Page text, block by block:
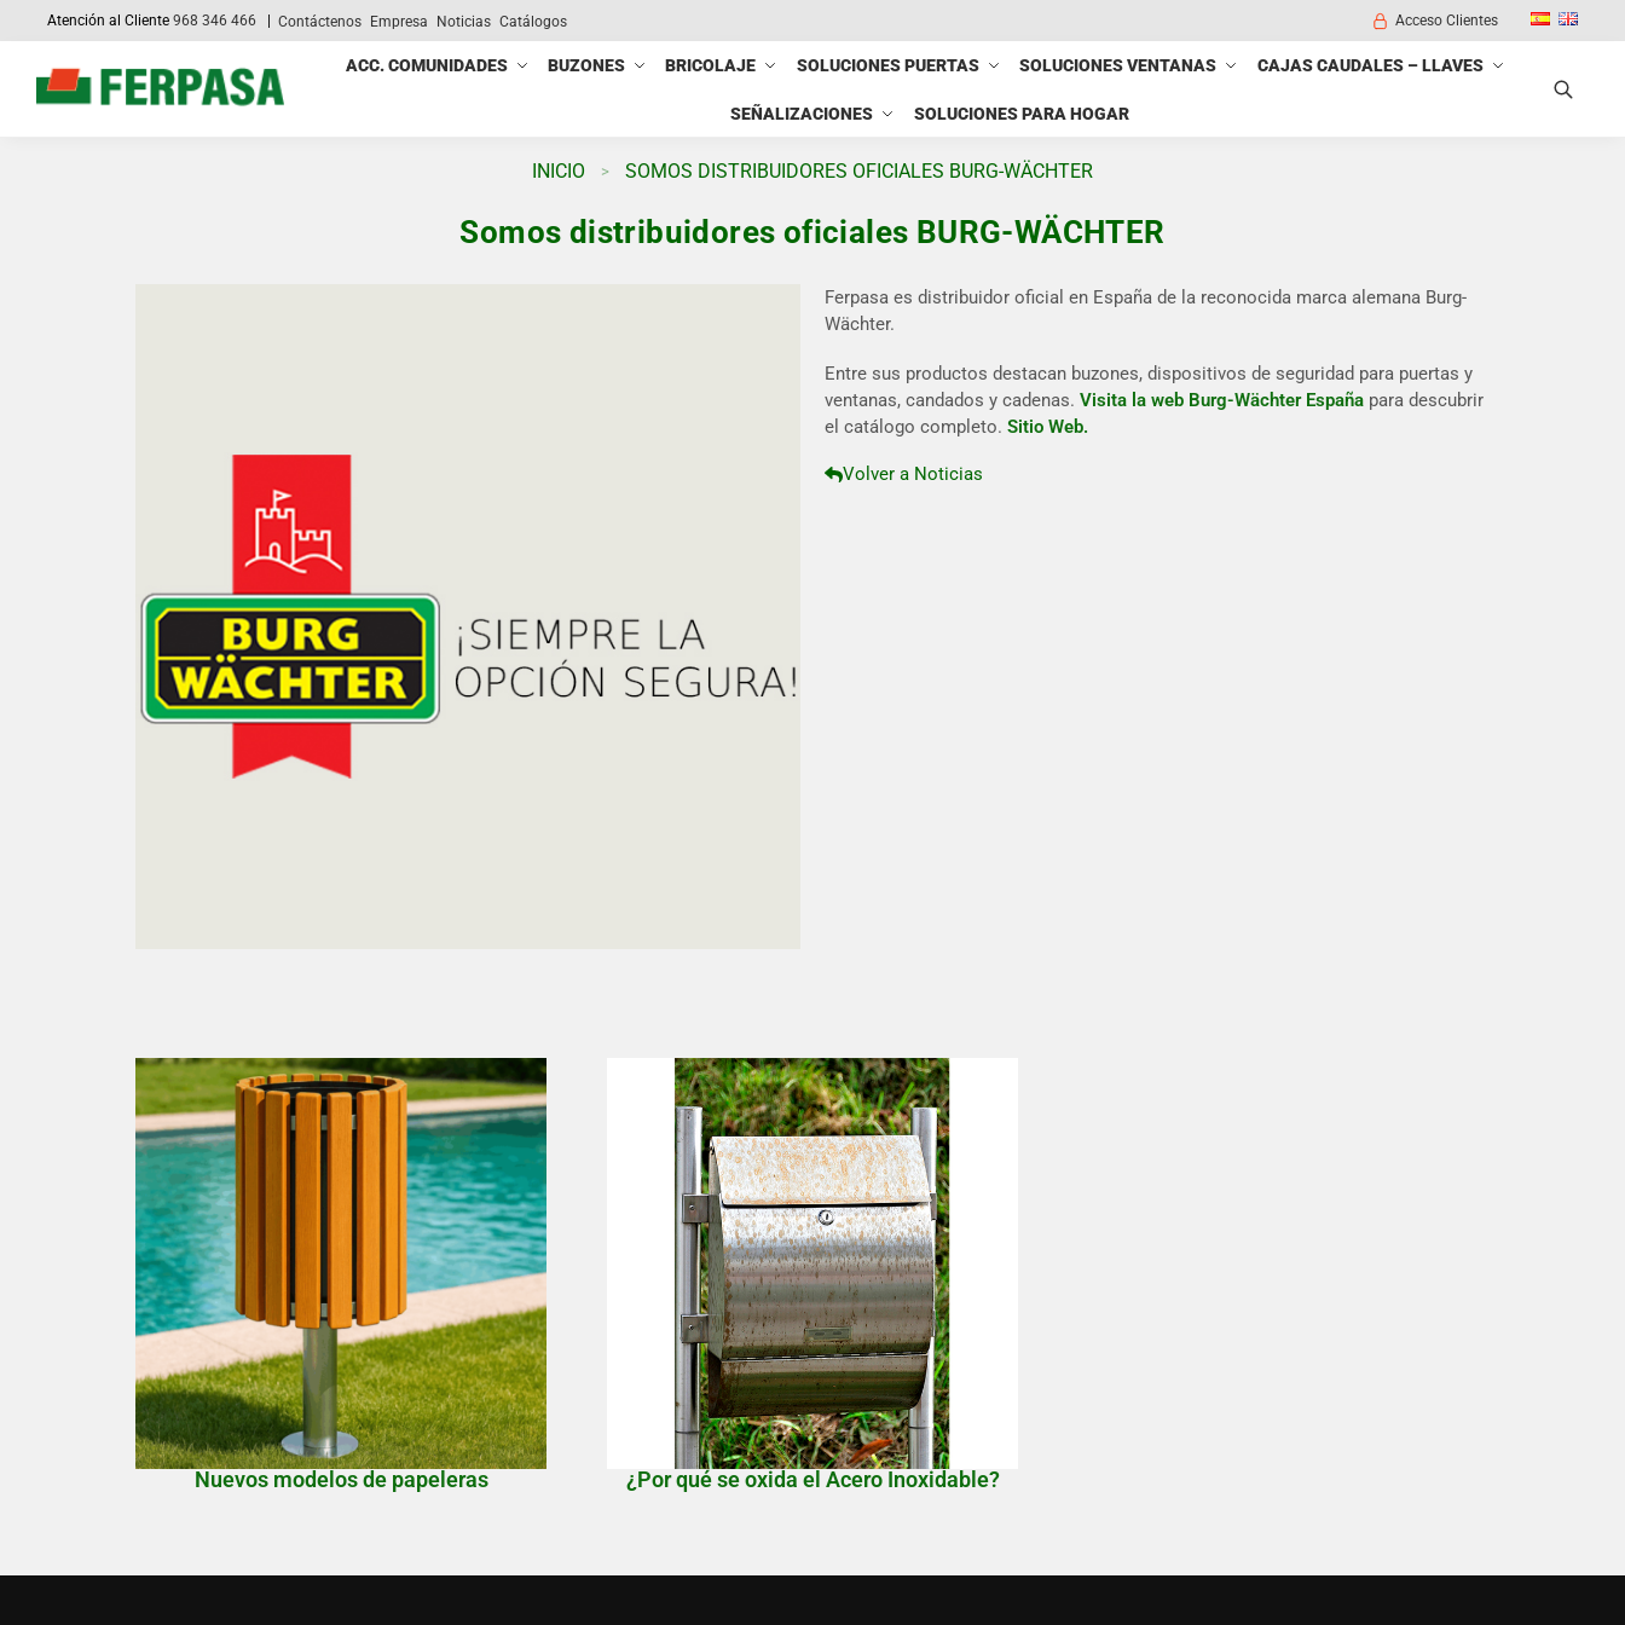
Atención al Cliente968 346 466 Contáctenos Empresa Noticias Catálogos Acceso Clientes
ACC. COMUNIDADES BUZONES BRICOLAJE SOLUCIONES PUERTAS SOLUCIONES VENTANAS CAJAS CAUDALES – LLAVES
SEÑALIZACIONES SOLUCIONES PARA HOGAR
Search
INICIO > SOMOS DISTRIBUIDORES OFICIALES BURG-WÄCHTER
Somos distribuidores oficiales BURG-WÄCHTER
Ferpasa es distribuidor oficial en España de la reconocida marca alemana Burg-
Wächter.
Entre sus productos destacan buzones, dispositivos de seguridad para puertas y
ventanas, candados y cadenas. Visita la web Burg-Wächter España para descubrir
el catálogo completo. Sitio Web.
Volver a Noticias
Nuevos modelos de papeleras ¿Por qué se oxida el Acero Inoxidable?